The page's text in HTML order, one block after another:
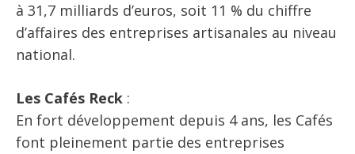
à 31,7 milliards d’euros, soit 11 % du chiffre
d’affaires des entreprises artisanales au niveau
national.
Les Cafés Reck :
En fort développement depuis 4 ans, les Cafés
font pleinement partie des entreprises